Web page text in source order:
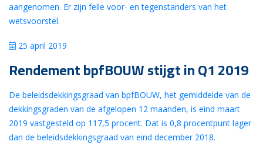
aangenomen. Er zijn felle voor- en tegenstanders van het
wetsvoorstel.
25 april 2019
Rendement bpfBOUW stijgt in Q1 2019
De beleidsdekkingsgraad van bpfBOUW, het gemiddelde van de
dekkingsgraden van de afgelopen 12 maanden, is eind maart
2019 vastgesteld op 117,5 procent. Dat is 0,8 procentpunt lager
dan de beleidsdekkingsgraad van eind december 2018.